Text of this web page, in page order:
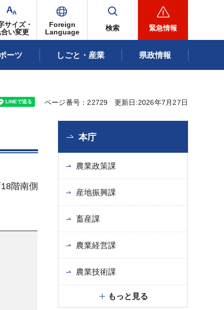
サイズ・
い変更
Foreign
Language
検索 緊急情報
ーツ しごと・産業 県政情報
ページ番号：22729 更新日:2026年7月27日
階南側
本庁
農業政策課
産地振興課
畜産課
農業経営課
農業技術課
もっと見る